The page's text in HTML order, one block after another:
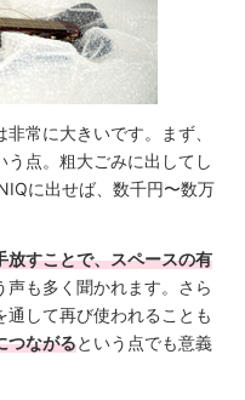
常に大きいです。まず、
う点。粗大ごみに出してし
に出せば、数千円〜数万
放すことで、スペースの有
声も多く聞かれます。さら
して再び使われることも
つながるという点でも意義